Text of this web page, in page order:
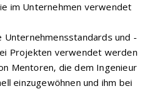
im Unternehmen verwendet
Unternehmensstandards und -
Projekten verwendet werden
Mentoren, die dem Ingenieur
einzugewöhnen und ihm bei